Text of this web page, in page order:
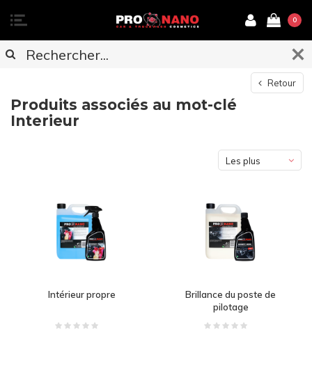
0
Retour
Produits associés au mot-clé
Interieur
Les plus
Intérieur propre
Brillance du poste de
pilotage